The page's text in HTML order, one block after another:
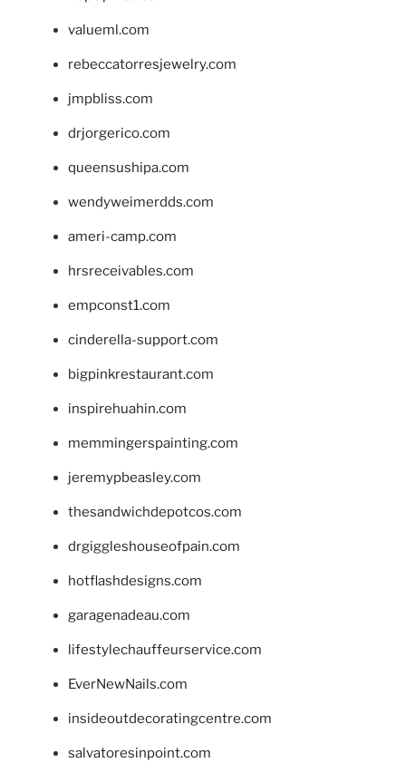
valueml.com
rebeccatorresjewelry.com
jmpbliss.com
drjorgerico.com
queensushipa.com
wendyweimerdds.com
ameri-camp.com
hrsreceivables.com
empconst1.com
cinderella-support.com
bigpinkrestaurant.com
inspirehuahin.com
memmingerspainting.com
jeremypbeasley.com
thesandwichdepotcos.com
drgiggleshouseofpain.com
hotflashdesigns.com
garagenadeau.com
lifestylechauffeurservice.com
EverNewNails.com
insideoutdecoratingcentre.com
salvatoresinpoint.com